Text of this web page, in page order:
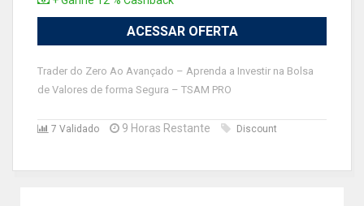
ACESSAR OFERTA
Trader do Zero Ao Avançado – Aprenda a Investir na Bolsa
de Valores de forma Segura – TSAM PRO
7 Validado 9 Horas Restante Discount